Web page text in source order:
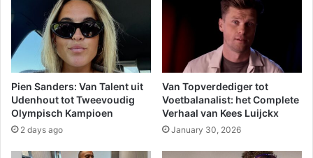
Pien Sanders: Van Talent uit
Udenhout tot Tweevoudig
Olympisch Kampioen
2 days ago
Van Topverdediger tot
Voetbalanalist: het Complete
Verhaal van Kees Luijckx
January 30, 2026